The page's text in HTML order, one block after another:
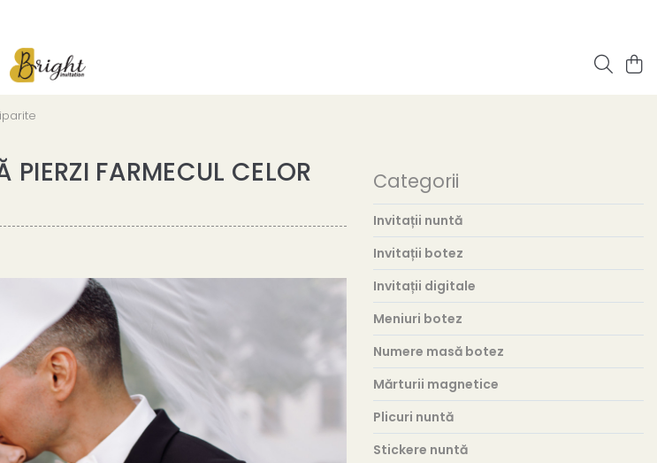
FARMECUL CELOR Categorii
Invitații nuntă
Invitații botez
Invitații digitale
Meniuri botez
Numere masă botez
Mărturii magnetice
Plicuri nuntă
Stickere nuntă